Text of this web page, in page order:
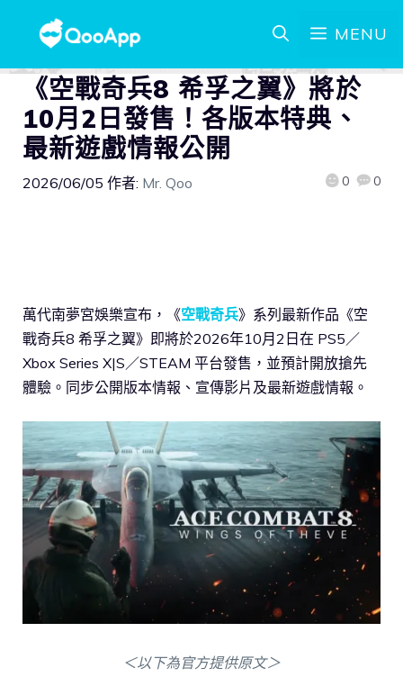
MENU
《空戰奇兵8 希孚之翼》將於
10月2日發售！各版本特典、
最新遊戲情報公開
2026/06/05 作者: Mr. Qoo 0 0
萬代南夢宮娛樂宣布，《空戰奇兵》系列最新作品《空
戰奇兵8 希孚之翼》即將於2026年10月2日在 PS5／
Xbox Series X|S／STEAM 平台發售，並預計開放搶先
體驗。同步公開版本情報、宣傳影片及最新遊戲情報。
＜以下為官方提供原文＞